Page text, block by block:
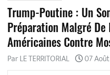
Trump-Poutine : Un
Préparation Malgré De
Américaines Contre
Par LE TERRITORIAL 07